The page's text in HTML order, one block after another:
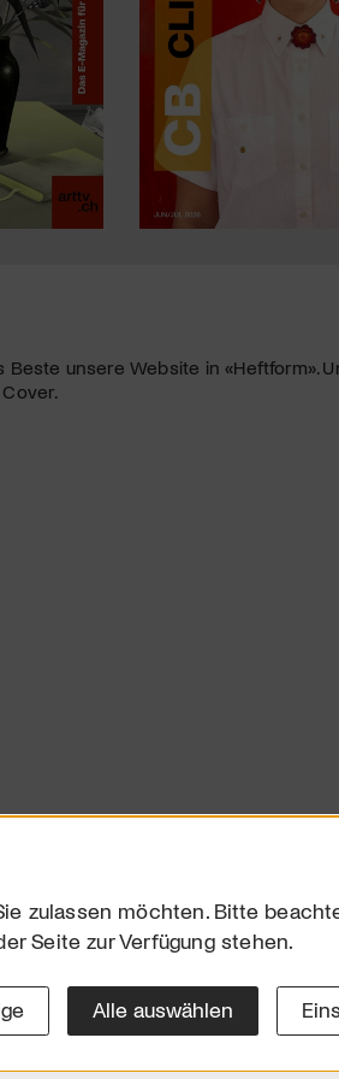
unsere Website in «Heftform».
Impressum
zulassen möchten. Bitte
Seite zur Verfügung stehen.
Alle auswählen